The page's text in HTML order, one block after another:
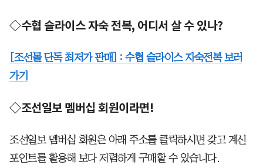
◇수협 슬라이스 자숙 전복, 어디서 살 수 있나?
[조선몰 단독 최저가 판매] : 수협 슬라이스 자숙전복 보러
가기
◇조선일보 멤버십 회원이라면!
조선일보 멤버십 회원은 아래 주소를 클릭하시면 갖고 계신
포인트를 활용해 보다 저렴하게 구매할 수 있습니다.